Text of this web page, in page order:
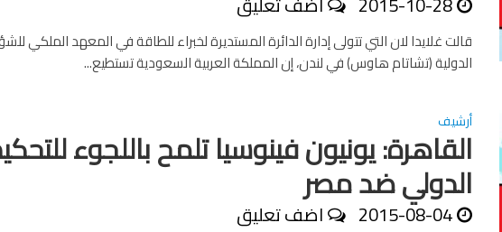
قالت غلايدا لان التي تتولى إدارة الدائرة المستديرة لخبراء للطاقة في المعهد الملكي
الدولية (تشاتام هاوس) في لندن، إن المملكة العربية السعودية تستطيع...
أرشيف
القاهرة: يونيون فينوسيا تلمح باللجوء
الدولي ضد مصر
2015-08-04 اضف تعليق